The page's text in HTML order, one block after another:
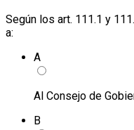
Según los art. 111.1 y
a:
A
Al Consejo de
B